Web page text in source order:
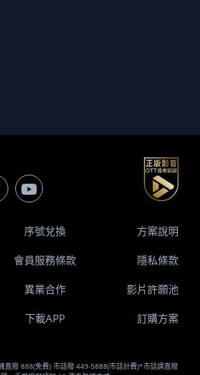
直撥 888(免費) 市話撥 449-5888(市話計費)*市話請直撥
序號兌換 方案說明
會員服務條款 隱私條款
異業合作 影片許願池
下載APP 訂購方案